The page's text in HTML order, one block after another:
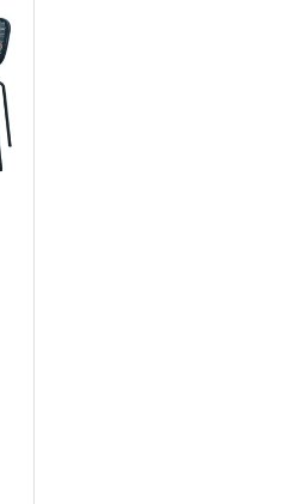
von 5 Sternen. Bewertungen